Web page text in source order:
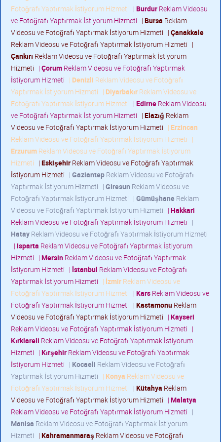
Fotoğrafı Yaptırmak İstiyorum Hizmeti | Burdur Reklam Videosu
ve Fotoğrafı Yaptırmak İstiyorum Hizmeti | Bursa Reklam
Videosu ve Fotoğrafı Yaptırmak İstiyorum Hizmeti | Çanakkale
Reklam Videosu ve Fotoğrafı Yaptırmak İstiyorum Hizmeti |
Çankırı Reklam Videosu ve Fotoğrafı Yaptırmak İstiyorum
Hizmeti | Çorum Reklam Videosu ve Fotoğrafı Yaptırmak
İstiyorum Hizmeti | Denizli Reklam Videosu ve Fotoğrafı
Yaptırmak İstiyorum Hizmeti | Diyarbakır Reklam Videosu ve
Fotoğrafı Yaptırmak İstiyorum Hizmeti | Edirne Reklam Videosu
ve Fotoğrafı Yaptırmak İstiyorum Hizmeti | Elazığ Reklam
Videosu ve Fotoğrafı Yaptırmak İstiyorum Hizmeti | Erzincan
Reklam Videosu ve Fotoğrafı Yaptırmak İstiyorum Hizmeti |
Erzurum Reklam Videosu ve Fotoğrafı Yaptırmak İstiyorum
Hizmeti | Eskişehir Reklam Videosu ve Fotoğrafı Yaptırmak
İstiyorum Hizmeti | Gaziantep Reklam Videosu ve Fotoğrafı
Yaptırmak İstiyorum Hizmeti | Giresun Reklam Videosu ve
Fotoğrafı Yaptırmak İstiyorum Hizmeti | Gümüşhane Reklam
Videosu ve Fotoğrafı Yaptırmak İstiyorum Hizmeti | Hakkari
Reklam Videosu ve Fotoğrafı Yaptırmak İstiyorum Hizmeti |
Hatay Reklam Videosu ve Fotoğrafı Yaptırmak İstiyorum Hizmeti
| Isparta Reklam Videosu ve Fotoğrafı Yaptırmak İstiyorum
Hizmeti | Mersin Reklam Videosu ve Fotoğrafı Yaptırmak
İstiyorum Hizmeti | İstanbul Reklam Videosu ve Fotoğrafı
Yaptırmak İstiyorum Hizmeti | İzmir Reklam Videosu ve
Fotoğrafı Yaptırmak İstiyorum Hizmeti | Kars Reklam Videosu ve
Fotoğrafı Yaptırmak İstiyorum Hizmeti | Kastamonu Reklam
Videosu ve Fotoğrafı Yaptırmak İstiyorum Hizmeti | Kayseri
Reklam Videosu ve Fotoğrafı Yaptırmak İstiyorum Hizmeti |
Kırklareli Reklam Videosu ve Fotoğrafı Yaptırmak İstiyorum
Hizmeti | Kırşehir Reklam Videosu ve Fotoğrafı Yaptırmak
İstiyorum Hizmeti | Kocaeli Reklam Videosu ve Fotoğrafı
Yaptırmak İstiyorum Hizmeti | Konya Reklam Videosu ve
Fotoğrafı Yaptırmak İstiyorum Hizmeti | Kütahya Reklam
Videosu ve Fotoğrafı Yaptırmak İstiyorum Hizmeti | Malatya
Reklam Videosu ve Fotoğrafı Yaptırmak İstiyorum Hizmeti |
Manisa Reklam Videosu ve Fotoğrafı Yaptırmak İstiyorum
Hizmeti | Kahramanmaraş Reklam Videosu ve Fotoğrafı